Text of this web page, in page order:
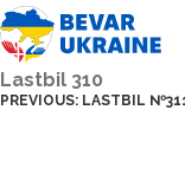
Lastbil 310
PREVIOUS: LASTBIL